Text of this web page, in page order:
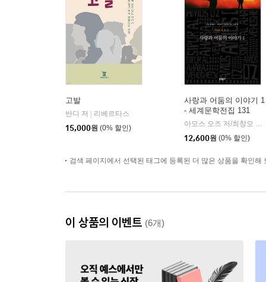
고발
반디 저 | 리베르타스
15,000원 (0% 할인)
사랑과 어둠의 이야기 1
- 세계문학전집 131
12,600원 (0% 할인)
검색 페이지에서 선택된 태그에 등록된 더 많은 상품을 확인해
이 상품의 이벤트 (6개)